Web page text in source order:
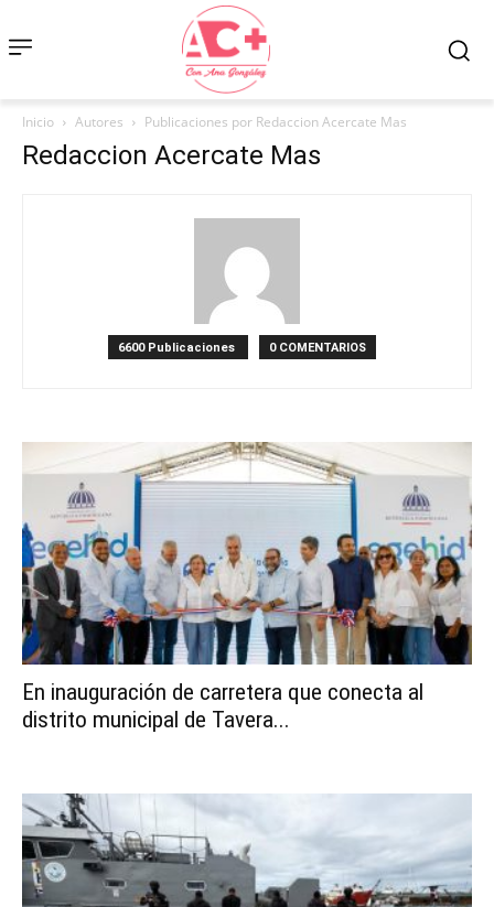
Inicio Autores Publicaciones por Redaccion Acercate Mas
Redaccion Acercate Mas
6600 Publicaciones 0 COMENTARIOS
En inauguración de carretera que conecta al
distrito municipal de Tavera...